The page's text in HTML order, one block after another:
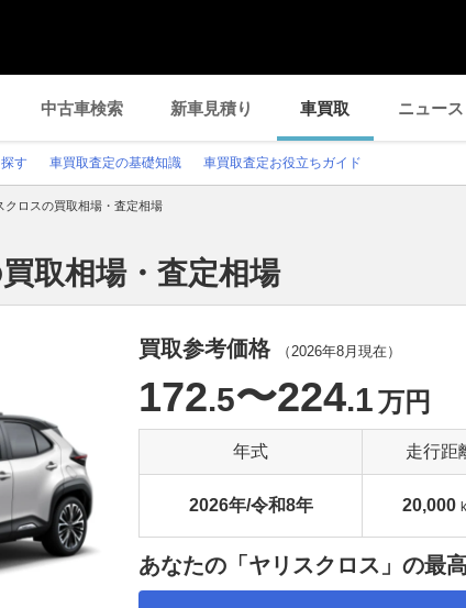
中古車検索 新車見積り 車買取 ニュース
す 車買取査定の基礎知識 車買取査定お役立ちガイド
クロスの買取相場・査定相場
取相場・査定相場
買取参考価格 （2026年8月 現在）
172.5〜224.1万円
年式 走行距
2026年/令和8年 20,000
あなたの「ヤリスクロス」の最